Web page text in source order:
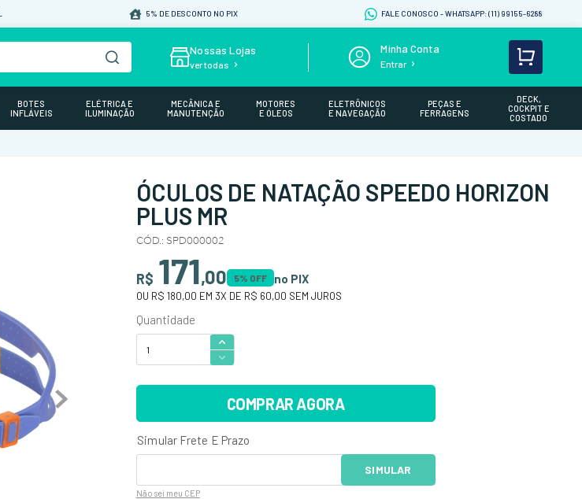
5% DE DESCONTO NO PIX FALE CONOSCO - WHATSAPP: (11) 99155-6288
Nossas Lojas
ver todas Entrar
BOTES
INFLÁVEIS
ELÉTRICA E
ILUMINAÇÃO
MECÂNICA E
MANUTENÇÃO
MOTORES
E ÓLEOS
ELETRÔNICOS
E NAVEGAÇÃO
PEÇAS E
FERRAGENS
DECK,
COCKPIT E
COSTADO
ÓCULOS DE NATAÇÃO SPEEDO HORIZON
PLUS MR
CÓD.: SPD000002
R$ 171,00 5% OFF no PIX
OU R$ 180,00 EM 3X DE R$ 60,00 SEM JUROS
COMPRAR AGORA
Não sei meu CEP